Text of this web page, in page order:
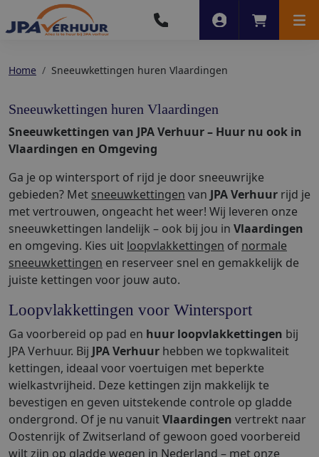
Account
Home Sneeuwkettingen huren Vlaardingen
Sneeuwkettingen huren Vlaardingen
Sneeuwkettingen van JPA Verhuur – Huur nu ook in
Vlaardingen en Omgeving
Ga je op wintersport of rijd je door sneeuwrijke
gebieden? Met sneeuwkettingen van JPA Verhuur rijd je
met vertrouwen, ongeacht het weer! Wij leveren onze
sneeuwkettingen landelijk – ook bij jou in Vlaardingen
en omgeving. Kies uit loopvlakkettingen of normale
sneeuwkettingen en reserveer snel en gemakkelijk de
juiste kettingen voor jouw auto.
Loopvlakkettingen voor Wintersport
Ga voorbereid op pad en huur loopvlakkettingen bij
JPA Verhuur. Bij JPA Verhuur hebben we topkwaliteit
kettingen, ideaal voor voertuigen met beperkte
wielkastvrijheid. Deze kettingen zijn makkelijk te
bevestigen en geven uitstekende controle op gladde
ondergrond. Of je nu vanuitVlaardingen vertrekt naar
Oostenrijk of Zwitserland of gewoon goed voorbereid
wilt zijn op gladde wegen in Nederland – met onze